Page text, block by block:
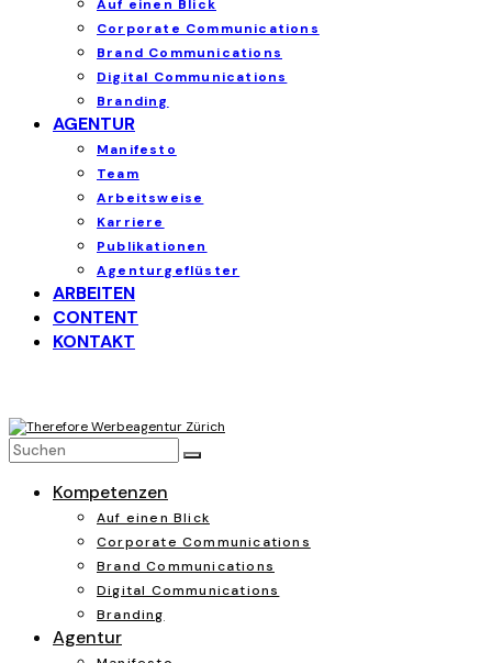
Auf einen Blick
Corporate Communications
Brand Communications
Digital Communications
Branding
AGENTUR
Manifesto
Team
Arbeitsweise
Karriere
Publikationen
Agenturgeflüster
ARBEITEN
CONTENT
KONTAKT
Kompetenzen
Auf einen Blick
Corporate Communications
Brand Communications
Digital Communications
Branding
Agentur